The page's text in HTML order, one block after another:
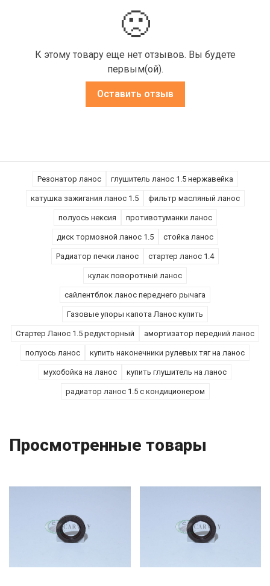
🙁
К этому товару еще нет отзывов. Вы будете
первым(ой).
Оставить отзыв
Резонатор ланос глушитель ланос 1.5 нержавейка
катушка зажигания ланос 1.5 фильтр масляный ланос
полуось нексия противотуманки ланос
диск тормозной ланос 1.5 стойка ланос
Радиатор печки ланос стартер ланос 1.4
кулак поворотный ланос
сайлентблок ланос переднего рычага
Газовые упоры капота Ланос купить
Стартер Ланос 1.5 редукторный амортизатор передний ланос
полуось ланос купить наконечники рулевых тяг на ланос
мухобойка на ланос купить глушитель на ланос
радиатор ланос 1.5 с кондиционером
Просмотренные товары